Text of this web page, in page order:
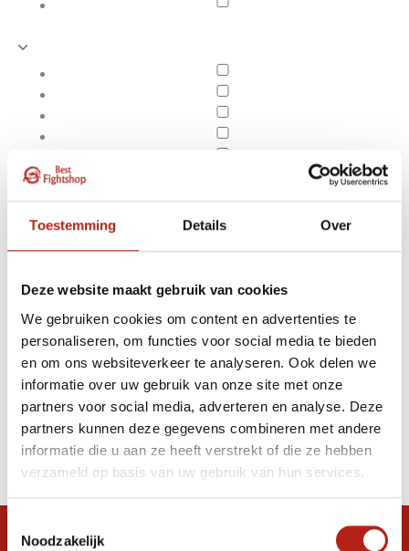
Toestemming Details Over
Deze website maakt gebruik van cookies
We gebruiken cookies om content en advertenties te
personaliseren, om functies voor social media te bieden
en om ons websiteverkeer te analyseren. Ook delen we
informatie over uw gebruik van onze site met onze
partners voor social media, adverteren en analyse. Deze
partners kunnen deze gegevens combineren met andere
informatie die u aan ze heeft verstrekt of die ze hebben
verzameld op basis van uw gebruik van hun services.
Noodzakelijk
Apply filters
Producten getagd met
belly protector kopen
Producten
Filter
Sorteren op
Snel antwoord op je vraag?